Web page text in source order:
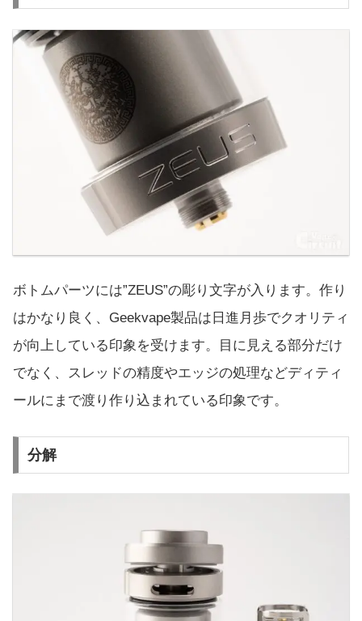
ボトムパーツには”ZEUS”の彫り文字が入ります。作り
はかなり良く、Geekvape製品は日進月歩でクオリティ
が向上している印象を受けます。目に見える部分だけ
でなく、スレッドの精度やエッジの処理などディティ
ールにまで渡り作り込まれている印象です。
分解